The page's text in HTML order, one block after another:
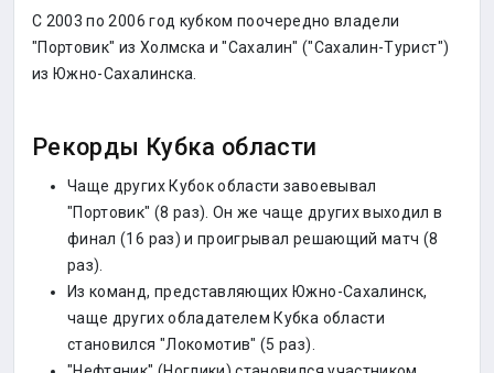
С 2003 по 2006 год кубком поочередно владели
"Портовик" из Холмска и "Сахалин" ("Сахалин-Турист")
из Южно-Сахалинска.
Рекорды Кубка области
Чаще других Кубок области завоевывал
"Портовик" (8 раз). Он же чаще других выходил в
финал (16 раз) и проигрывал решающий матч (8
раз).
Из команд, представляющих Южно-Сахалинск,
чаще других обладателем Кубка области
становился "Локомотив" (5 раз).